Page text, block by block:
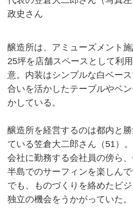
政史さん
醸造所は、アミューズメント
25坪を店舗スペースとして利
意。内装はシンプルな白ベー
合いを活かしたテーブルやベ
かしている。
醸造所を経営するのは都内と
ている笠倉大二郎さん（51）
会社に勤務する会社員の傍ら
半島でのサーフィンを楽しん
でも、ものづくりを絡めたビジ
独立の機会をうかがっていた。